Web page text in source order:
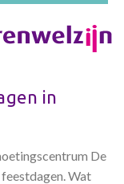
in
De
Wat